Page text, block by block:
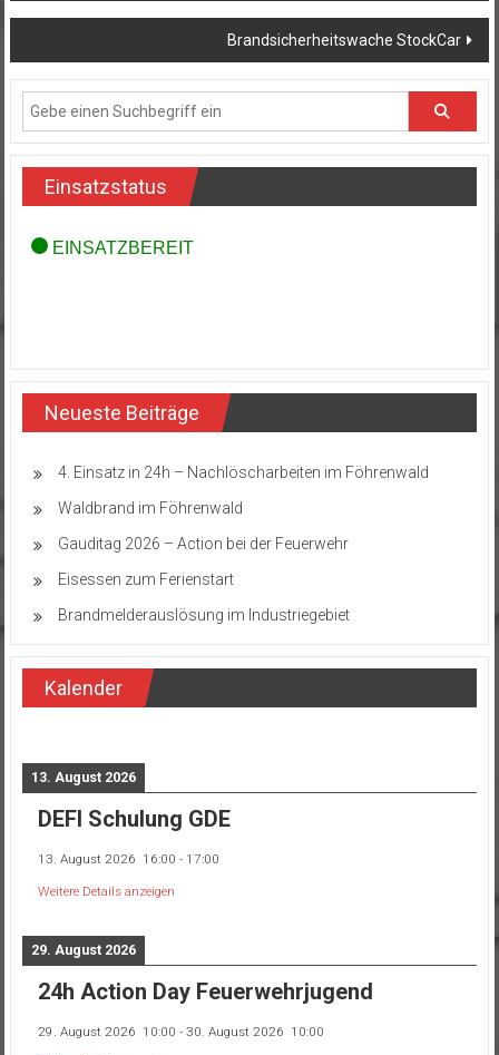
Brandsicherheitswache StockCar
Einsatzstatus
Neueste Beiträge
4. Einsatz in 24h – Nachlöscharbeiten im Föhrenwald
Waldbrand im Föhrenwald
Gauditag 2026 – Action bei der Feuerwehr
Eisessen zum Ferienstart
Brandmelderauslösung im Industriegebiet
Kalender
13. August 2026
DEFI Schulung GDE
13. August 2026 16:00 - 17:00
Weitere Details anzeigen
29. August 2026
24h Action Day Feuerwehrjugend
29. August 2026 10:00 - 30. August 2026 10:00